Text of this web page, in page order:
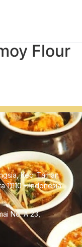
Flour
Kec. Taman
11110 – Indonesia
No. A 23,